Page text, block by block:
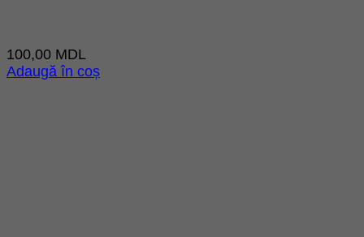
100,00 MDL
Adaugă în coș